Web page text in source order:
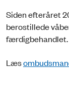
Siden efteråret
berostillede
færdigbehandlet.
Læs